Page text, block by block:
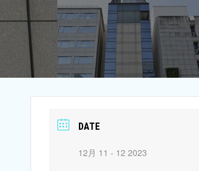
DATE
12月 11 - 12 2023